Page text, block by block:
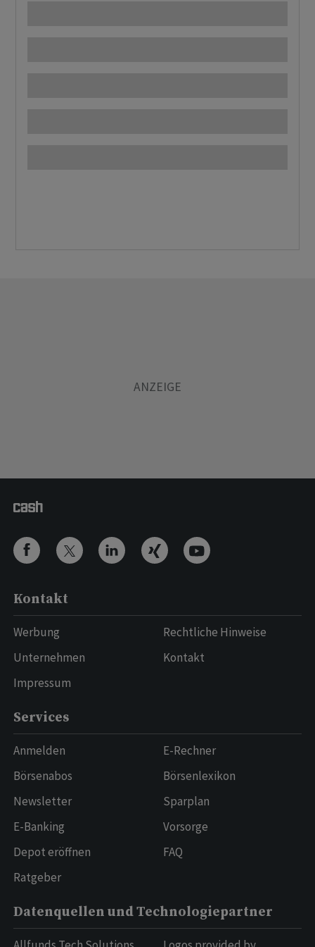
Kontakt
Werbung
Unternehmen
Impressum
Rechtliche Hinweise
Kontakt
Services
Anmelden
Börsenabos
Newsletter
E-Banking
Depot eröffnen
Ratgeber
E-Rechner
Börsenlexikon
Sparplan
Vorsorge
FAQ
Datenquellen und Technologiepartner